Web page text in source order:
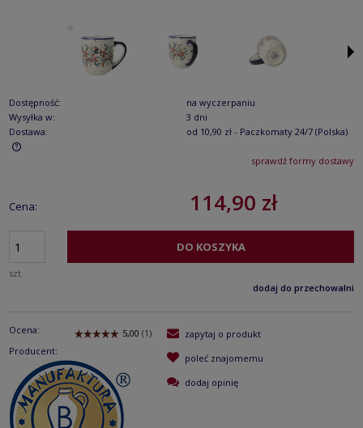
Dostępność:
na wyczerpaniu
Wysyłka w:
3 dni
Dostawa:
od 10,90 zł - Paczkomaty 24/7 (Polska)
Cena nie zawiera ewentualnych kosztów płatnościsprawdź formy dostawy
Cena: 114,90 zł
szt.
DO KOSZYKA
dodaj do przechowalni
Ocena:
Producent:
zapytaj o produkt
poleć znajomemu
dodaj opinię